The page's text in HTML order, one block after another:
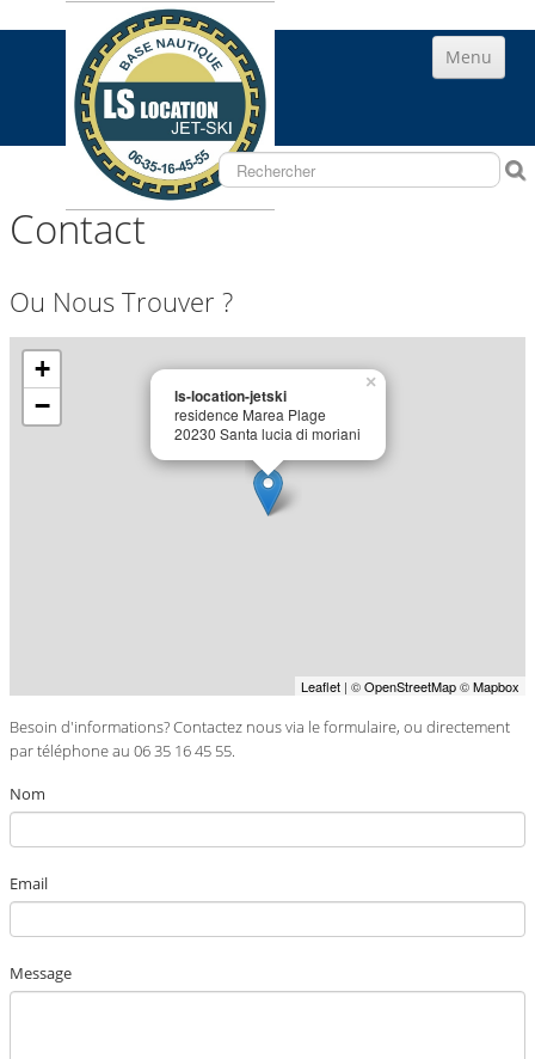
Menu
ACCUEIL
RANDONNÉES LS
Contact
Ou Nous Trouver ?
ls-location-jetski
residence Marea Plage
20230 Santa lucia di moriani
×
+
−
Leaflet | ©OpenStreetMap©Mapbox
Besoin d'informations? Contactez nous via le formulaire, ou directement
par téléphone au 06 35 16 45 55.
Nom
Email
Message